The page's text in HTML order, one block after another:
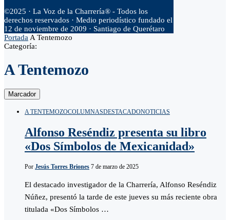
©2025 · La Voz de la Charrería® - Todos los
derechos reservados · Medio periodístico fundado el
12 de noviembre de 2009 · Santiago de Querétaro
Portada A Tentemozo
Categoría:
A Tentemozo
Marcador
A TENTEMOZOCOLUMNASDESTACADONOTICIAS
Alfonso Reséndiz presenta su libro
«Dos Símbolos de Mexicanidad»
Por Jesús Torres Briones 7 de marzo de 2025
El destacado investigador de la Charrería, Alfonso Reséndiz
Núñez, presentó la tarde de este jueves su más reciente obra
titulada «Dos Símbolos …